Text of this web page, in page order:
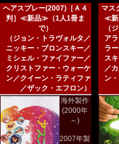
ヘアスプレー(2007)［Ａ４
判］≪新品≫（1人1冊ま
で）
（ジョン・トラヴォルタ／
ニッキー・ブロンスキー／
ミシェル・ファイファー／
クリストファー・ウォーケ
ン／クイーン・ラティファ
／ザック・エフロン）
海外製作
(2000年
～)
2007年製
マス
≪新
（
ア
ラ
ス
／
ン